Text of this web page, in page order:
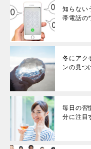
知らない
帯電話の
冬にアク
ンの見つ
毎日の習
分に注目